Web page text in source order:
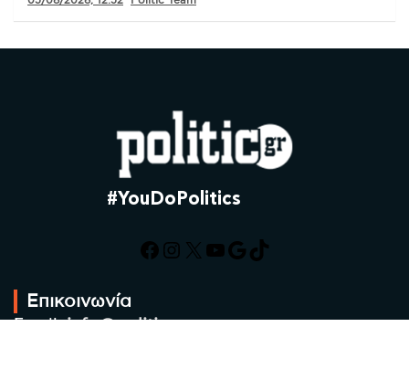
#YouDoPolitics
Facebook
Instagram
X YouTube
Google
TikTok
Επικοινωνία
Email: